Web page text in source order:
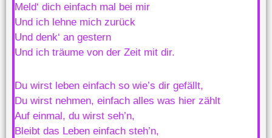
Meld‘ dich einfach mal bei mir
Und ich lehne mich zurück
Und denk‘ an gestern
Und ich träume von der Zeit mit dir.
Du wirst leben einfach so wie’s dir gefällt,
Du wirst nehmen, einfach alles was hier zählt
Auf einmal, du wirst seh’n,
Bleibt das Leben einfach steh’n,